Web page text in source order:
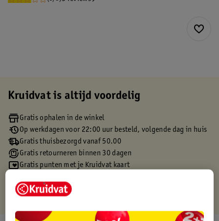
Kruidvat is altijd voordelig
Gratis ophalen in de winkel
Op werkdagen voor 22:00 uur besteld, volgende dag in huis
Gratis thuisbezorgd vanaf 50.00
Gratis retourneren binnen 30 dagen
Gratis punten met je Kruidvat kaart